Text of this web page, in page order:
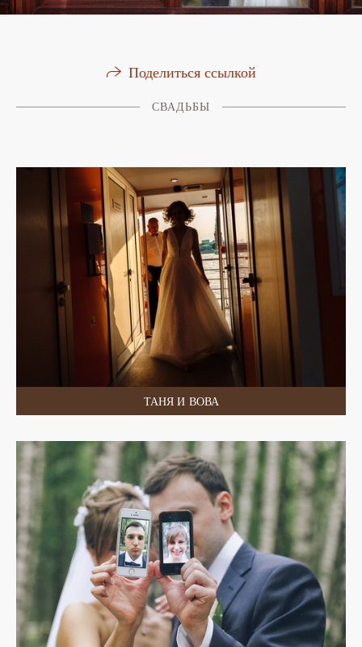
Поделиться ссылкой
СВАДЬБЫ
ТАНЯ И ВОВА